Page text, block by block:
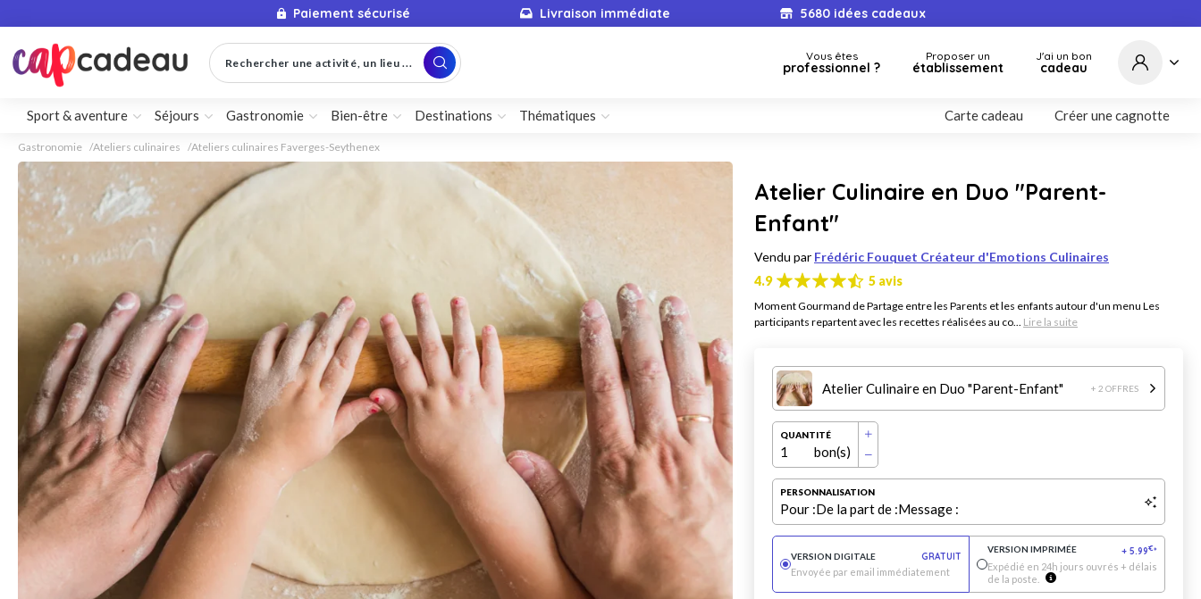
Paiement sécurisé Livraison immédiate 5680idées cadeaux
Rechercher une activité, un lieu ... Vous êtes
professionnel ?
Proposer un
établissement
J'ai un bon
cadeau
Sport & aventure Séjours Gastronomie Bien-être Destinations Thématiques Carte cadeau Créer une cagnotte
Gastronomie Ateliers culinaires Ateliers culinaires Faverges-Seythenex
Atelier Culinaire en Duo "Parent-
Enfant"
Vendu par Frédéric Fouquet Créateur d'Emotions Culinaires
4.9
5 avis
Moment Gourmand de Partage entre les Parents et les enfants autour d'un menu Les
participants repartent avec les recettes réalisées au co... Lire la suite
Atelier Culinaire en Duo "Parent-Enfant" + 2 OFFRES
QUANTITÉ
1 bon(s)
PERSONNALISATION
Pour :De la part de :Message :
VERSION DIGITALE
GRATUIT
Envoyée par email immédiatement
VERSION IMPRIMÉE + 5.99€*
Expédié en 24h jours ouvrés + délais
de la poste.